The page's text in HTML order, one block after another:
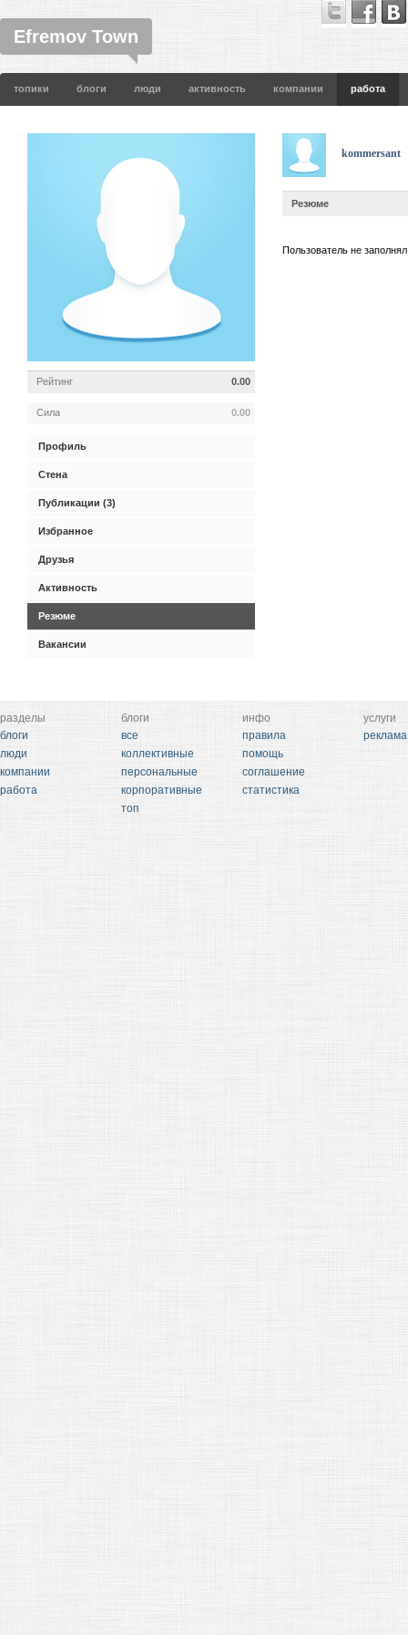
Efremov Town
топики блоги люди активность компании работа
kommersant
Резюме
Пользователь не
Рейтинг 0.00
Сила 0.00
Профиль
Стена
Публикации (3)
Избранное
Друзья
Активность
Резюме
Вакансии
разделы
блоги
люди
компании
работа
блоги
все
коллективные
персональные
корпоративные
топ
инфо
правила
помощь
соглашение
статистика
услуги
реклама